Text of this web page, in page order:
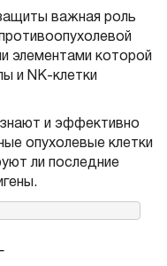
важная роль
элементами кото­рой
и NK-клетки
и эффективно
опухолевые клетки
ли последние